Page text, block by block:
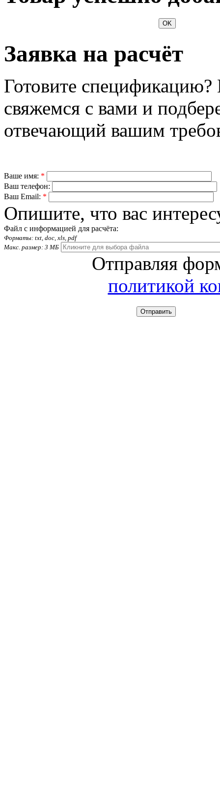
OK
Заявка на расчёт
Готовите
свяжемся с вами и
отвечающий вашим
Ваше имя: *
Ваш телефон:
Ваш Email: *
Опишите, что вас
Файл с информацией для расчёта:
Форматы: txt, doc, xls, pdf
Макс. размер: 3 МБ
Отправляя
политикой
Отправить